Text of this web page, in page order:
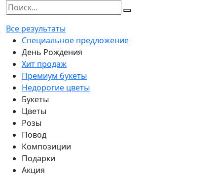
Все результаты
Специальное предложение
День Рождения
Хит продаж
Премиум букеты
Недорогие цветы
Букеты
Цветы
Розы
Повод
Композиции
Подарки
Акция